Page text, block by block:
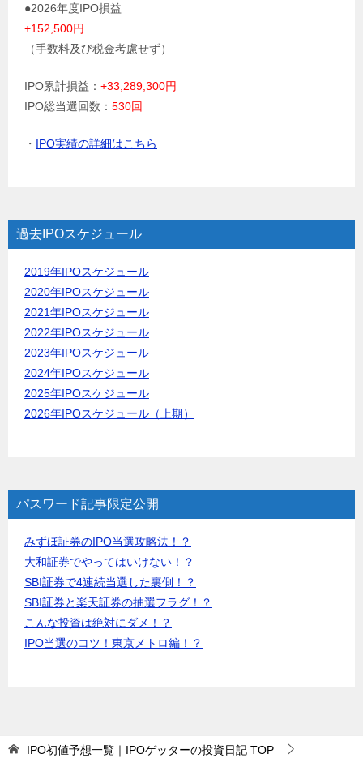
●2026年度IPO損益
+152,500円
（手数料及び税金考慮せず）
IPO累計損益： +33,289,300円
IPO総当選回数： 530回
・ IPO実績の詳細はこちら
過去IPOスケジュール
2019年IPOスケジュール
2020年IPOスケジュール
2021年IPOスケジュール
2022年IPOスケジュール
2023年IPOスケジュール
2024年IPOスケジュール
2025年IPOスケジュール
2026年IPOスケジュール（上期）
パスワード記事限定公開
みずほ証券のIPO当選攻略法！？
大和証券でやってはいけない！？
SBI証券で4連続当選した裏側！？
SBI証券と楽天証券の抽選フラグ！？
こんな投資は絶対にダメ！？
IPO当選のコツ！東京メトロ編！？
IPO初値予想一覧｜IPOゲッターの投資日記 TOP